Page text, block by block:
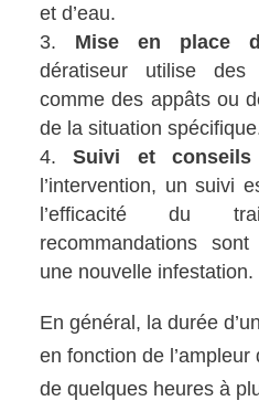
et d’eau.
Mise en place
dératiseur utilise des
comme des appâts ou
de la situation
Suivi et
l’intervention, un suivi
l’efficacité du
recommandations
une nouvelle infestation.
En général, la durée
en fonction de l’ampleur
de quelques heures à